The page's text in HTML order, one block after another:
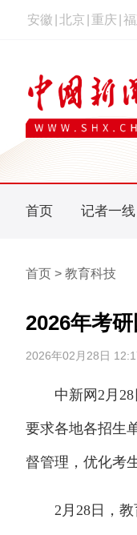
安徽 北京 重庆
首页 记者一线
首页 > 教育科技
2026年考
2026年02月28日
中新网2月28日
要求各地各招生
督管理，优化考
2月28日，教育